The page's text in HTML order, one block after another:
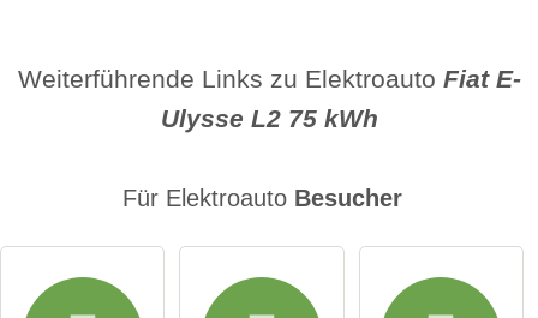
Name
Weiterführende Links zu Elektroauto Fiat E-
Ulysse L2 75 kWh
Für Elektroauto Besucher